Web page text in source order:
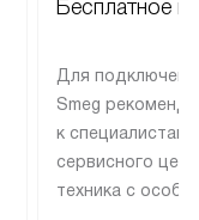
Бесплатное
Для
Smeg
к специалистам
сервисного
техника с